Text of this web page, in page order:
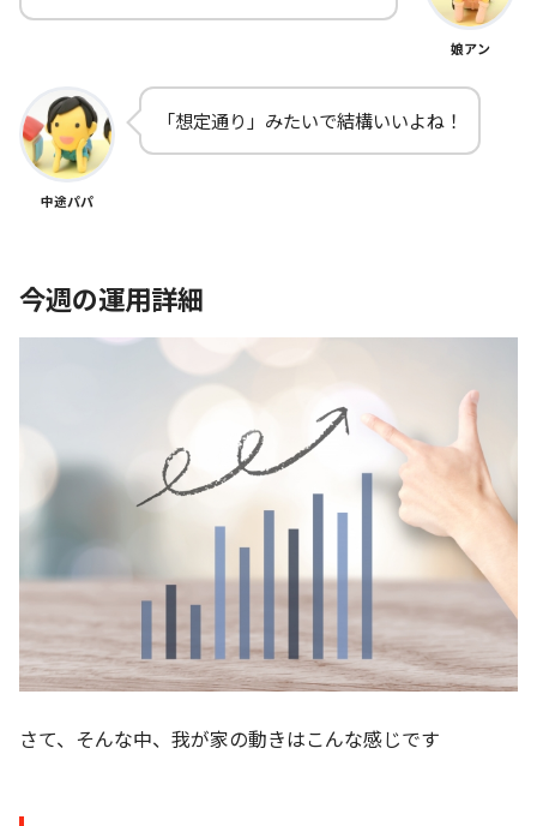
娘アン
中途パパ
「想定通り」みたいで結構いいよね！
今週の運用詳細
さて、そんな中、我が家の動きはこんな感じです